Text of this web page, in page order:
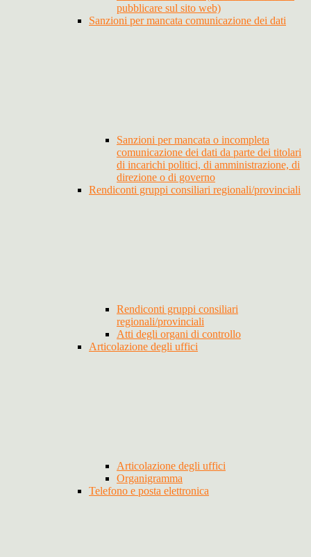
pubblicare sul sito web)
Sanzioni per mancata comunicazione dei dati
Sanzioni per mancata o incompleta
comunicazione dei dati da parte dei titolari
di incarichi politici, di amministrazione, di
direzione o di governo
Rendiconti gruppi consiliari regionali/provinciali
Rendiconti gruppi consiliari
regionali/provinciali
Atti degli organi di controllo
Articolazione degli uffici
Articolazione degli uffici
Organigramma
Telefono e posta elettronica